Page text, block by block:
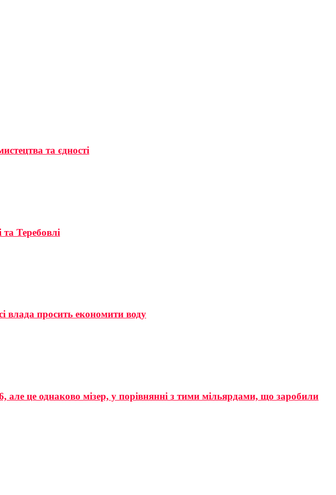
та єдності
Теребовлі
влада просить економити воду
але це однаково мізер, у порівнянні з тими мільярдами, що заробили